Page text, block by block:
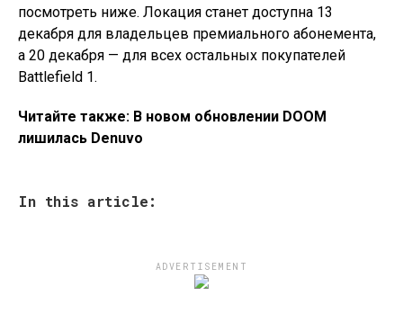
посмотреть ниже. Локация станет доступна 13
декабря для владельцев премиального абонемента,
а 20 декабря — для всех остальных покупателей
Battlefield 1.
Читайте также: В новом обновлении DOOM
лишилась Denuvo
In this article:
ADVERTISEMENT